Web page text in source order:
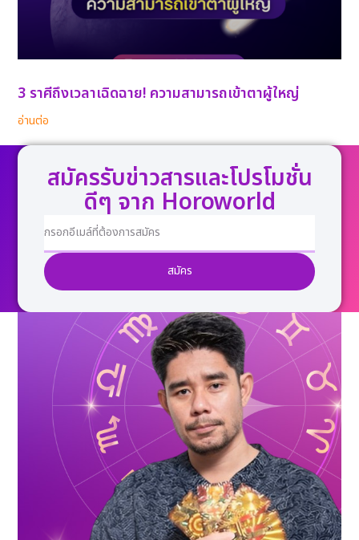
3 ราศีถึงเวลาเฉิดฉาย! ความสามารถเข้าตาผู้ใหญ่
อ่านต่อ
สมัครรับข่าวสารและโปรโมชั่น
ดีๆ จาก Horoworld
สมัคร